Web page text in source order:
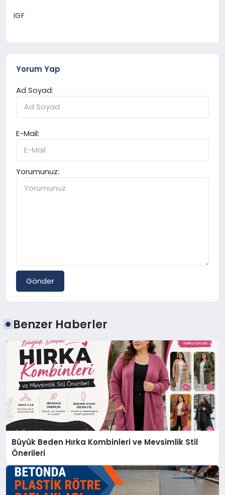
IGF
Yorum Yap
Ad Soyad:
E-Mail:
Yorumunuz:
Gönder
Benzer Haberler
Büyük Beden Hırka Kombinleri ve Mevsimlik Stil
Önerileri